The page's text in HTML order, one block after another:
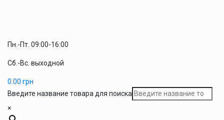
Пн.-Пт. 09:00-16:00
Сб.-Вс. выходной
0.00 грн
Введите название товара для поиска
×